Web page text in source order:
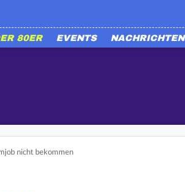
80ER EVENTS NACHRICHTEN
nicht bekommen